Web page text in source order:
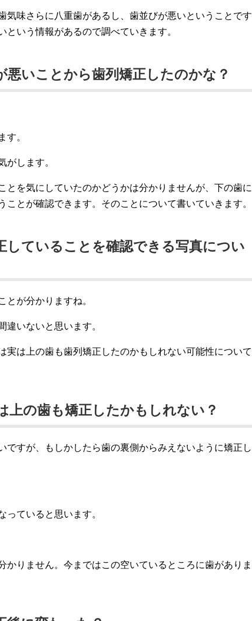
気味さらに八重歯があるし、歯並びが悪いということです
いう情報があるので調べていきます。
悪いことから歯列矯正したのかな？
す。
がします。
とを気にしていたのかどうかは分かりませんが、下の歯に
ことが確認できます。そのことについて書いていきます。
していることを確認できる写真につい
とが分かりますね。
違いないと思います。
実は上の歯も歯列矯正したのかもしれない可能性について
上の歯も矯正したかもしれない？
ですが、もしかしたら歯の裏側からみえないように矯正し
っていると思います。
かりません。今まではこの空いているところに歯がありま